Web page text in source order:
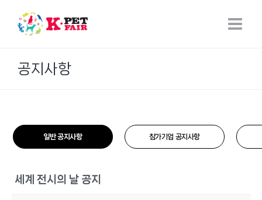
content
공지사항
일반 공지사항 참가기업 공지사항
세계 전시의 날 공지